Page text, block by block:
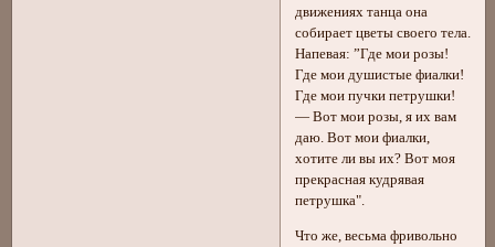
движениях танца она
собирает цветы своего тела.
Напевая: ”Где мои розы!
Где мои душистые фиалки!
Где мои пучки петрушки!
— Вот мои розы, я их вам
даю. Вот мои фиалки,
хотите ли вы их? Вот моя
прекрасная кудрявая
петрушка".
Что же, весьма фривольно